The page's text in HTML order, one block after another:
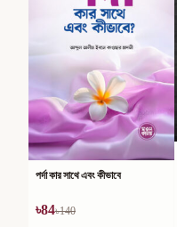
পর্দা কার সাথে এবং কীভাবে
৳84৳140